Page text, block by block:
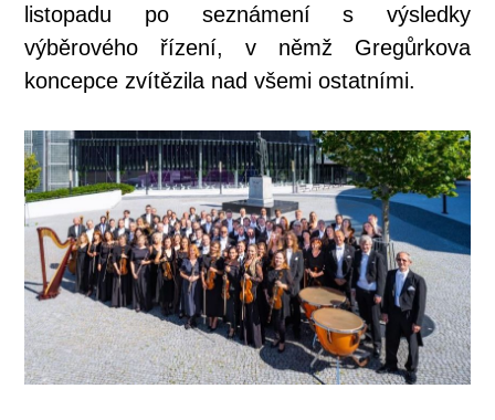
listopadu po seznámení s výsledky
výběrového řízení, v němž Gregůrkova
koncepce zvítězila nad všemi ostatními.